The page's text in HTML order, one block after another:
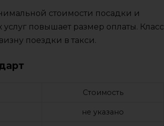
стоимости посадки и
повышает размер оплаты. Класс
поездки в такси.
Стоимость
не указано